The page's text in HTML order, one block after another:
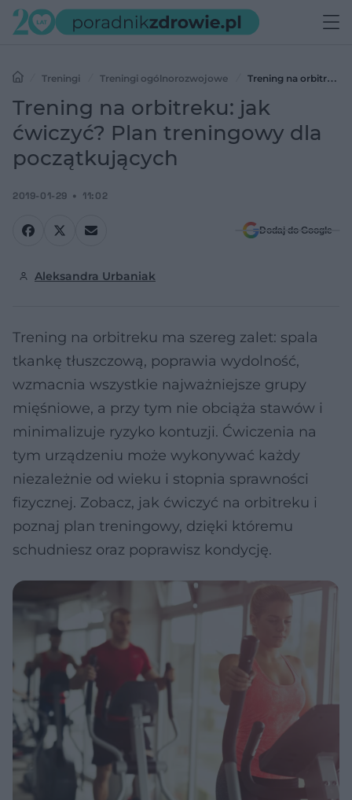
Treningi Treningi ogólnorozwojowe
Trening na orbitreku:
jak ćwiczyć? Plan treningowy dla początkujących
Trening na orbitreku: jak
ćwiczyć? Plan treningowy dla
początkujących
2019-01-29 11:02
Dodaj do Google
Aleksandra Urbaniak
Trening na orbitreku ma szereg zalet: spala
tkankę tłuszczową, poprawia wydolność,
wzmacnia wszystkie najważniejsze grupy
mięśniowe, a przy tym nie obciąża stawów i
minimalizuje ryzyko kontuzji. Ćwiczenia na
tym urządzeniu może wykonywać każdy
niezależnie od wieku i stopnia sprawności
fizycznej. Zobacz, jak ćwiczyć na orbitreku i
poznaj plan treningowy, dzięki któremu
schudniesz oraz poprawisz kondycję.